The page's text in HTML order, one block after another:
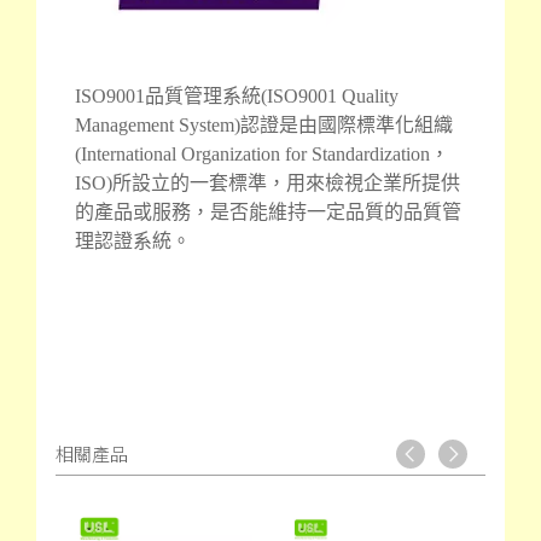
ISO9001品質管理系統(ISO9001 Quality
Management System)認證是由國際標準化組織
(International Organization for Standardization，
ISO)所設立的一套標準，用來檢視企業所提供
的產品或服務，是否能維持一定品質的品質管
理認證系統。
相關產品